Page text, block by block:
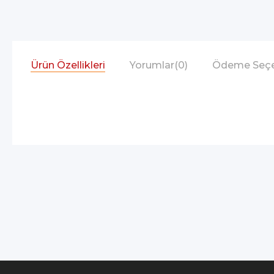
Ürün Özellikleri Yorumlar(0) Ödeme